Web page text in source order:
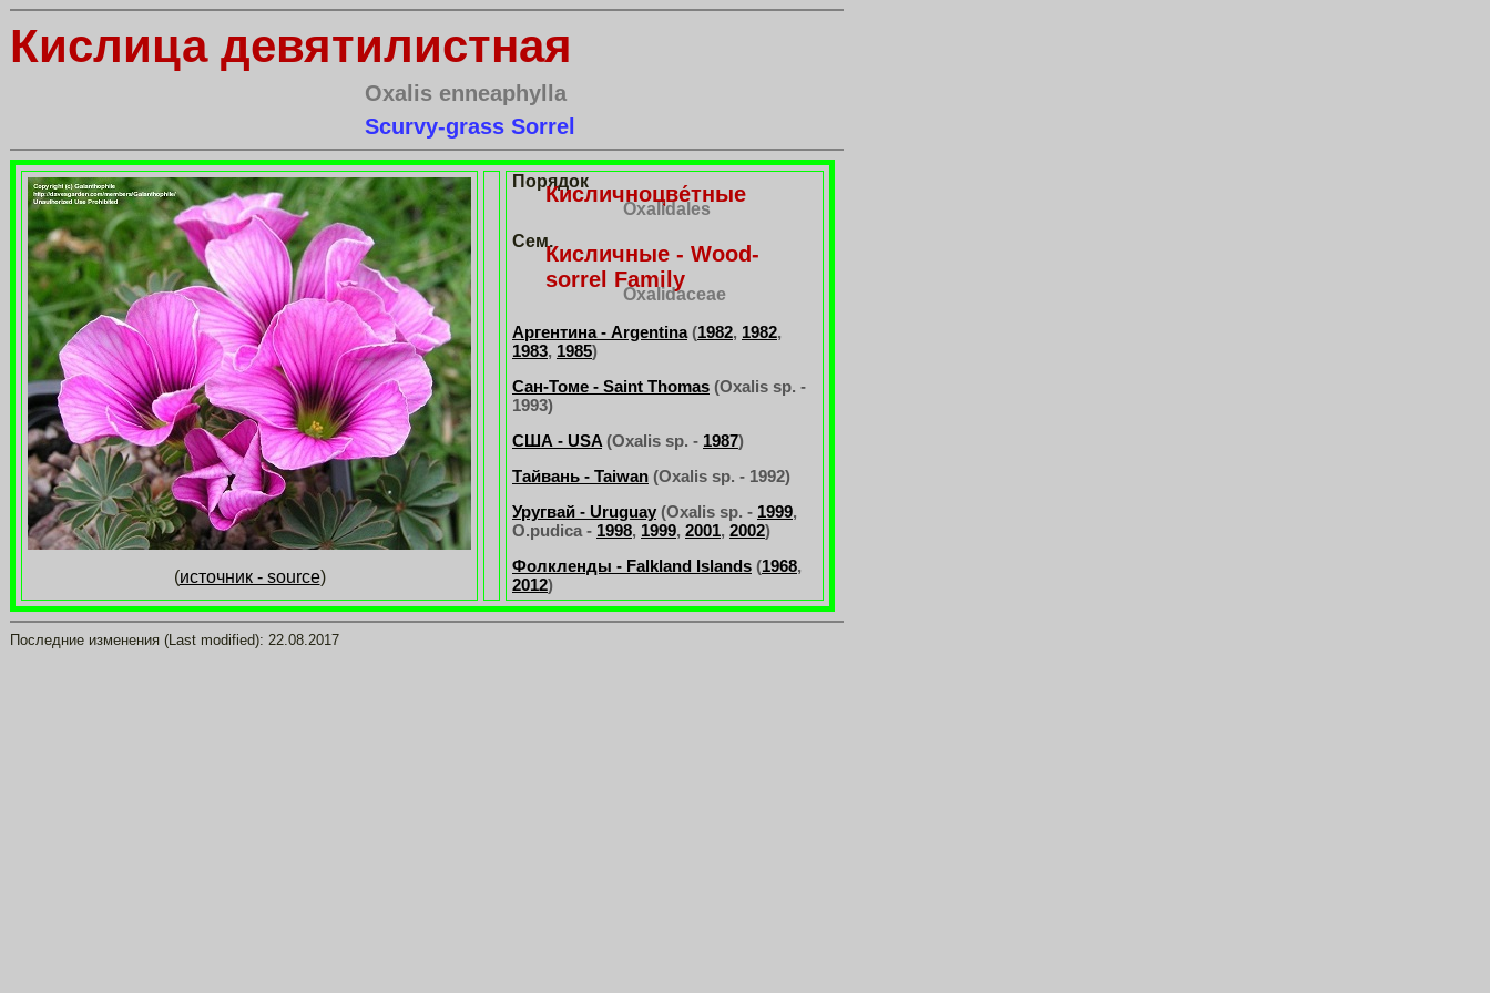
Кислица девятилистная
Oxalis enneaphylla
Scurvy-grass Sorrel
(источник - source)
Порядок
Кисличноцве́тные
Oxalidales
Сем.
Кисличные - Wood-
sorrel Family
Oxalidaceae
Аргентина - Argentina(1982, 1982,
1983, 1985)
Сан-Томе - Saint Thomas (Oxalis sp. -
1993)
США - USA (Oxalis sp. - 1987)
Тайвань - Taiwan (Oxalis sp. - 1992)
Уругвай - Uruguay (Oxalis sp. - 1999,
O.pudica - 1998, 1999, 2001, 2002)
Фолкленды - Falkland Islands (1968,
2012)
Последние изменения (Last modified): 22.08.2017